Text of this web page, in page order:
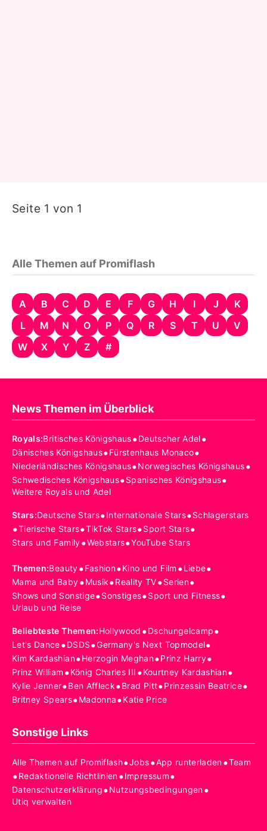
Seite 1 von 1
Alle Themen auf Promiflash
A B C D E F G H I J
K
L
M N O P Q R S T U
V
W
X Y Z #
News Themen im Überblick
Royals:Britisches Königshaus•Deutscher Adel•
Dänisches Königshaus•Fürstenhaus Monaco•
Niederländisches Königshaus•Norwegisches Königshaus•
Schwedisches Königshaus•Spanisches Königshaus•
Weitere Royals und Adel
Stars:Deutsche Stars•Internationale Stars•Schlagerstars
•Tierische Stars•TikTok Stars•Sport Stars•
Stars und Family•Webstars•YouTube Stars
Themen:Beauty•Fashion•Kino und Film •Liebe•
Mama und Baby•Musik•Reality TV•Serien•
Shows und Sonstige•Sonstiges•Sport und Fitness•
Urlaub und Reise
Beliebteste Themen:Hollywood •Dschungelcamp•
Let's Dance•DSDS•Germany's Next Topmodel•
Kim Kardashian•Herzogin Meghan•Prinz Harry•
Prinz William •König Charles III •Kourtney Kardashian•
Kylie Jenner•Ben Affleck•Brad Pitt•Prinzessin Beatrice•
Britney Spears•Madonna•Katie Price
Sonstige Links
Alle Themen auf Promiflash•Jobs•App runterladen•Team
•Redaktionelle Richtlinien•Impressum•
Datenschutzerklärung•Nutzungsbedingungen•
Utiq verwalten